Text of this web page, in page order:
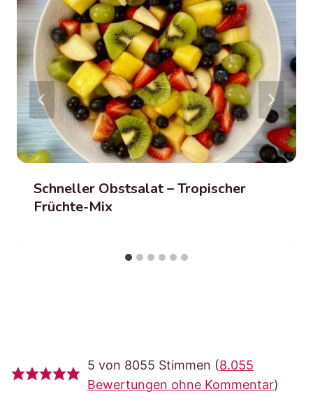
Schneller Obstsalat – Tropischer
Früchte-Mix
5 von 8055 Stimmen (8.055
Bewertungen ohne Kommentar)